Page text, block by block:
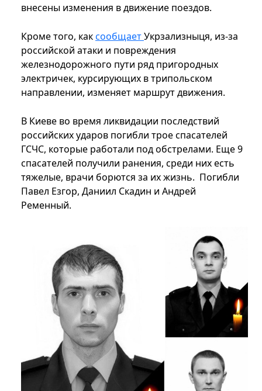
внесены изменения в движение поездов.
Кроме того, каксообщаетУкрзализныця, из-за
российской атаки и повреждения
железнодорожного пути ряд пригородных
электричек, курсирующих в трипольском
направлении, изменяет маршрут движения.
В Киеве во время ликвидации последствий
российских ударов погибли трое спасателей
ГСЧС, которые работали под обстрелами. Еще 9
спасателей получили ранения, среди них есть
тяжелые, врачи борются за их жизнь. Погибли
Павел Езгор, Даниил Скадин и Андрей
Ременный.